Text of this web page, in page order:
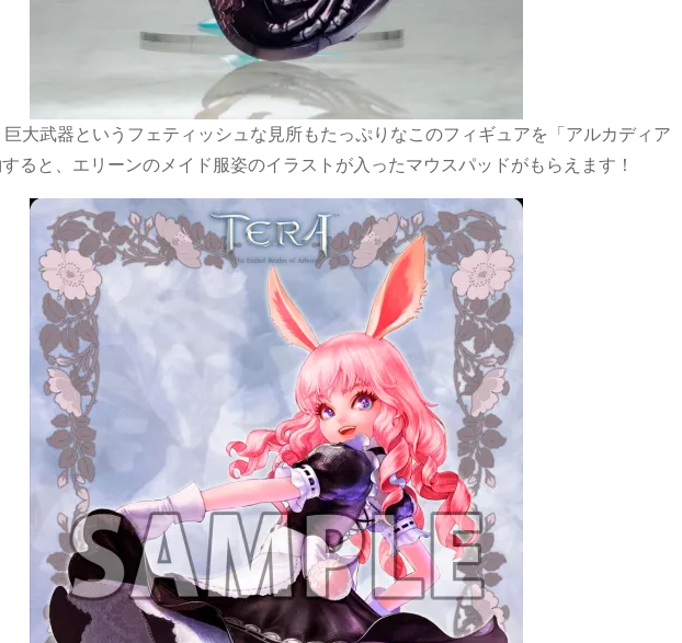
大武器というフェティッシュな見所もたっぷりなこのフィギュアを「アルカディア
ると、エリーンのメイド服姿のイラストが入ったマウスパッドがもらえます！